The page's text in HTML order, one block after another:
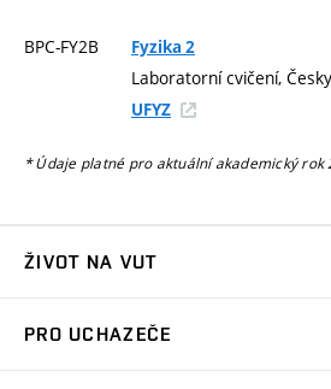
BPC-FY2B Fyzika 2
Laboratorní cvičení,
UFYZ
* Údaje platné pro aktuální akademický rok
ŽIVOT NA VUT
PRO UCHAZEČE